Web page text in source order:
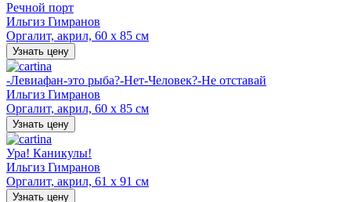
Речной порт
Ильгиз Гимранов
Оргалит, акрил, 60 х 85 см
Узнать цену
-Левиафан-это рыба?-Нет-Человек?-Не отставай
Ильгиз Гимранов
Оргалит, акрил, 60 х 85 см
Узнать цену
Ура! Каникулы!
Ильгиз Гимранов
Оргалит, акрил, 61 х 91 см
Узнать цену